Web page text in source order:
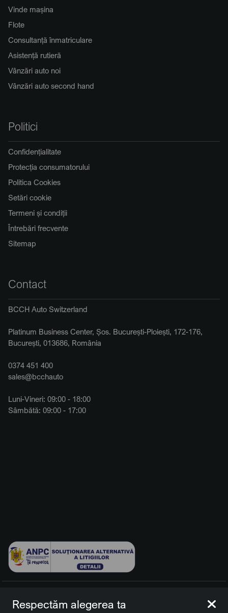
Vinde mașina
Flote
Consultanță înmatriculare
Asistență rutieră
Vânzări auto noi
Vânzări auto second hand
Politici
Confidențialitate
Protecția consumatorului
Politica Cookies
Setări cookie
Termeni și condiții
Întrebări frecvente
Sitemap
Contact
BCCH Auto Switzerland
Platinum Business Center, Șos. București-Ploiești, 172-176,
București, 013686, România
0374 451 400
sales@bcchauto
Luni-Vineri: 09:00 - 18:00
Sâmbătă: 09:00 - 17:00
rezervate.
Respectăm alegerea ta